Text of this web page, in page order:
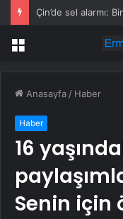
Çin’de sel alarmı:
Menü
Anasayfa / Haber
Haber
16
Senin için